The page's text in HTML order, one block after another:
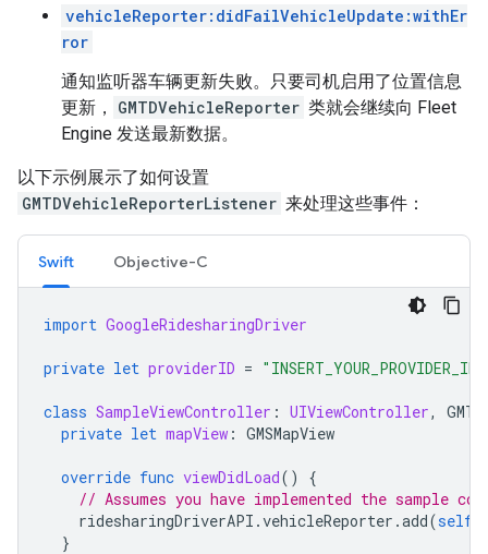
vehicleReporter:didFailVehicleUpdate:withEr
ror
通知监听器车辆更新失败。只要司机启用了位置信息
更新，
GMTDVehicleReporter 类就会继续向 Fleet
Engine 发送最新数据。
以下示例展示了如何设置
GMTDVehicleReporterListener 来处理这些事件：
Swift Objective-C
import GoogleRidesharingDriver
private let providerID = "INSERT_YOUR_PROVIDER_ID"
class SampleViewController : UIViewController,
private let mapView : GMSMapView
override func viewDidLoad()
{
// Assumes you have implemented the sample
ridesharingDriverAPI .vehicleReporter .add(self
}